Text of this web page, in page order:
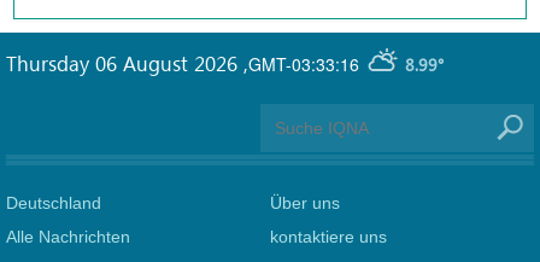
GMT-03:33:16 8.99°
Thursday 06 August 2026 ,
Deutschland
Alle Nachrichten
Über uns
kontaktiere uns